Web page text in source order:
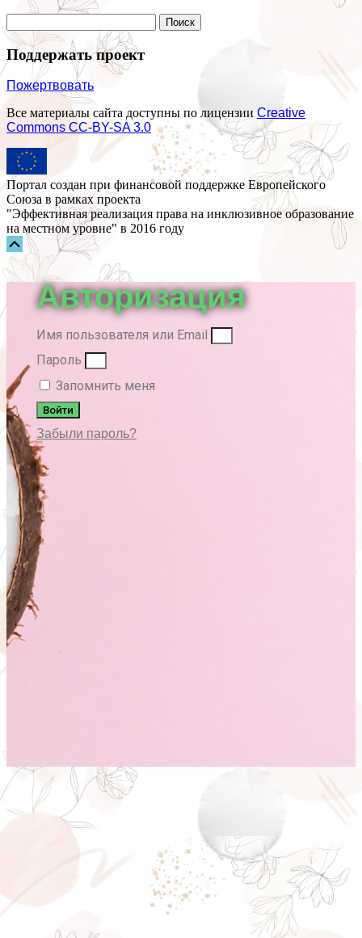
Поддержать проект
Пожертвовать
Все материалы сайта доступны по лицензии Creative
Commons СС-BY-SA 3.0
Портал создан при финансовой поддержке Европейского
Союза в рамках проекта
"Эффективная реализация права на инклюзивное образование
на местном уровне" в 2016 году
Прокрутка
вверх
Авторизация
Имя пользователя или Email
Пароль
Запомнить меня
Войти
Забыли пароль?